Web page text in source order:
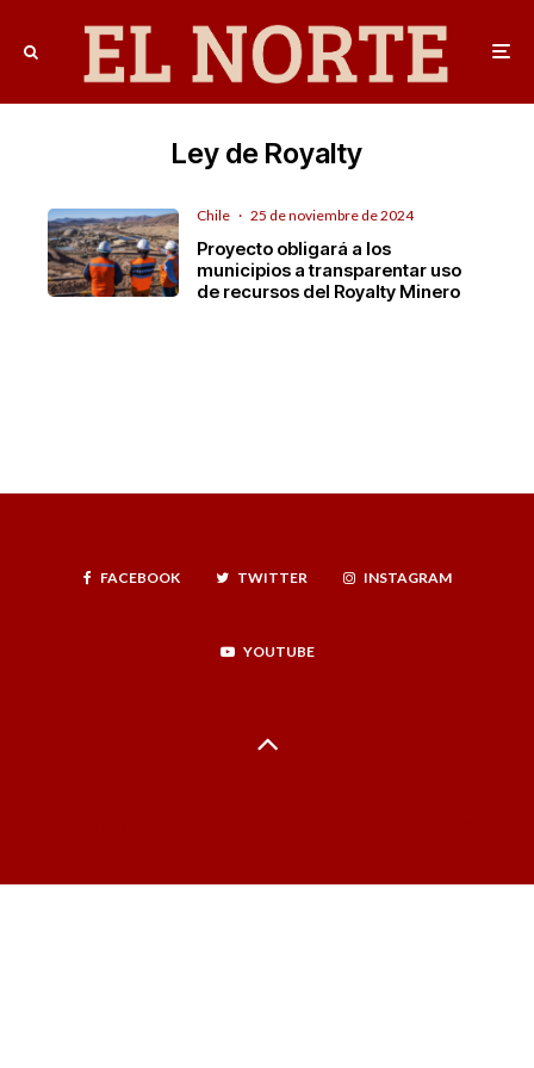
Ley de Royalty
Chile · 25 de noviembre de 2024
Proyecto obligará a los
municipios a transparentar uso
de recursos del Royalty Minero
FACEBOOK TWITTER INSTAGRAM
YOUTUBE